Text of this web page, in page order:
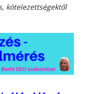
kötelezettségektől